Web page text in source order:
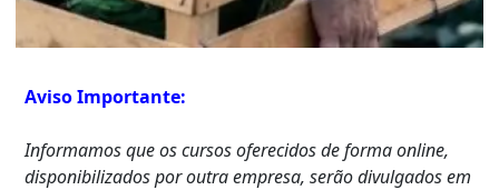
Aviso Importante:
Informamos que os cursos oferecidos de forma online,
disponibilizados por outra empresa, serão divulgados em